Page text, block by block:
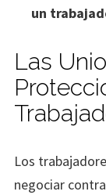
un
Las
Los
negociar